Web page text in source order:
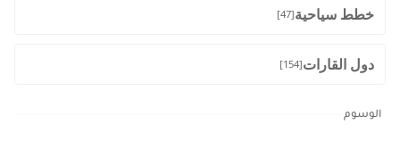
خطط سياحية[47]
دول القارات[154]
الوسوم